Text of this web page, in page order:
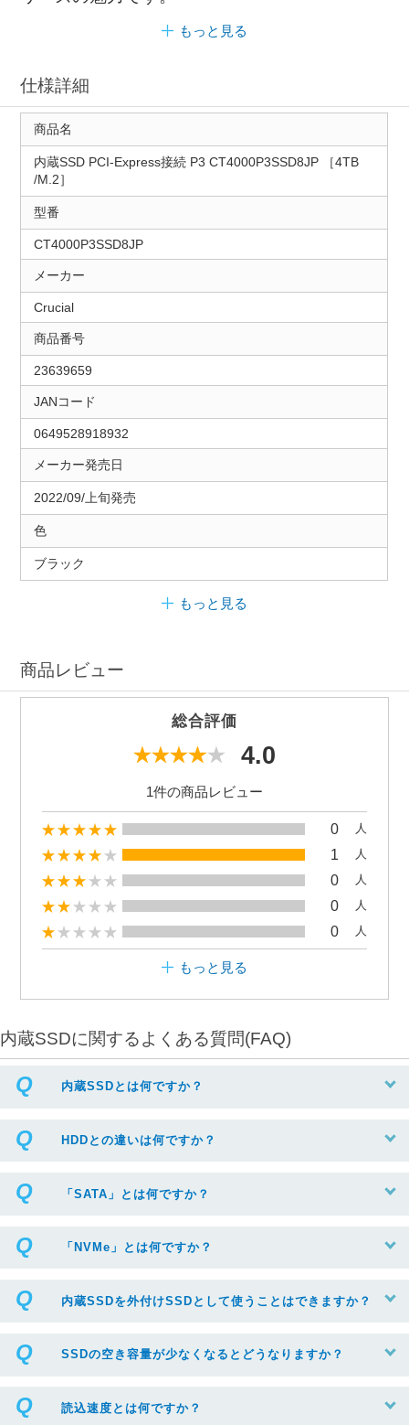
もっと見る
仕様詳細
商品名
内蔵SSD PCI-Express接続 P3 CT4000P3SSD8JP ［4TB
/M.2］
型番
CT4000P3SSD8JP
メーカー
Crucial
商品番号
23639659
JANコード
0649528918932
メーカー発売日
2022/09/上旬発売
色
ブラック
もっと見る
商品レビュー
総合評価
4.0
1件の商品レビュー
0 人
1 人
0 人
0 人
0 人
もっと見る
内蔵SSDに関するよくある質問(FAQ)
内蔵SSDとは何ですか？
HDDとの違いは何ですか？
「SATA」とは何ですか？
「NVMe」とは何ですか？
内蔵SSDを外付けSSDとして使うことはできますか？
SSDの空き容量が少なくなるとどうなりますか？
読込速度とは何ですか？